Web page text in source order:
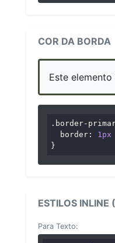
COR DA BORDA
Este
.border-
border : 1px
}
ESTILOS INLINE
Para Texto: